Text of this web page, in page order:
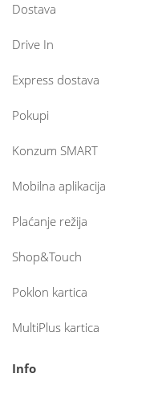
Dostava
Drive In
Express dostava
Pokupi
Konzum SMART
Mobilna aplikacija
Plaćanje režija
Shop&Touch
Poklon kartica
MultiPlus kartica
Info